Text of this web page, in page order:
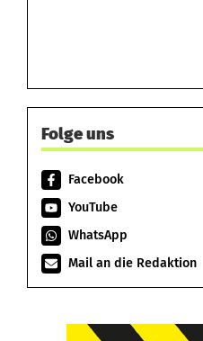
Folge uns
Facebook
YouTube
WhatsApp
Mail an die Redaktion